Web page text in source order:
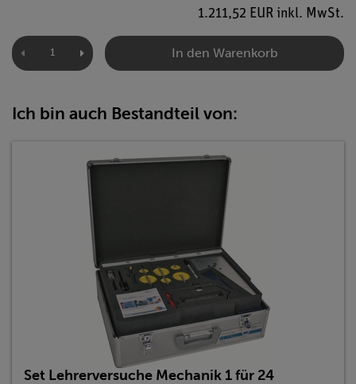
1.211,52 EUR inkl. MwSt.
In den Warenkorb
Ich bin auch Bestandteil von:
Set Lehrerversuche Mechanik 1 für 24